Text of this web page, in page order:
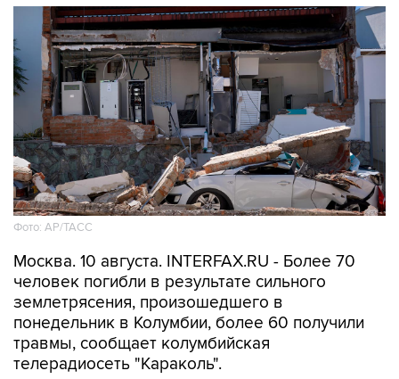
Фото: АР/ТАСС
Москва. 10 августа. INTERFAX.RU - Более 70
человек погибли в результате сильного
землетрясения, произошедшего в
понедельник в Колумбии, более 60 получили
травмы, сообщает колумбийская
телерадиосеть "Караколь".